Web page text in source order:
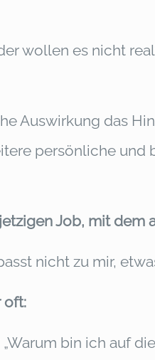
wollen es nicht
Auswirkung das
persönliche und
Job, mit dem
nicht zu mir,
oft:
bin ich auf